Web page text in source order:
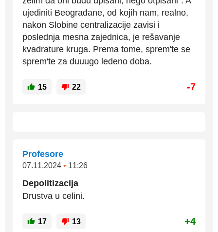
ujediniti Beograđane, od kojih nam, realno,
nakon Slobine centralizacije zavisi i
poslednja mesna zajednica, je rešavanje
kvadrature kruga. Prema tome, sprem'te se
sprem'te za duuugo ledeno doba.
15 22 -7
Profesore
07.11.2024 • 11:26
Depolitizacija
Drustva u celini.
17 13 +4